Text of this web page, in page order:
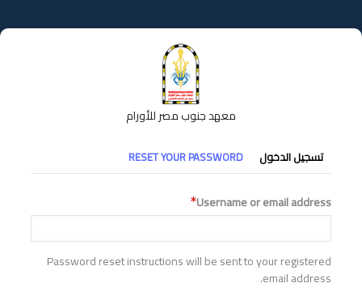
إلى
المحتوى
معهد جنوب مصر للأورام
التبويبات
الأساسية
تسجيل الدخول RESET YOUR PASSWORD
Username or email address
Password reset instructions will be sent to your registered
email address.